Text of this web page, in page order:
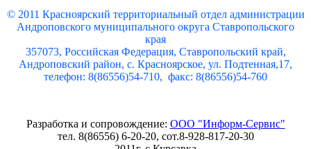
© 2011 Красноярский территориальный отдел администрации
Андроповского муниципального округа Ставропольского
края
357073, Российская Федерация, Ставропольский край,
Андроповский район, с. Красноярское, ул. Подтенная,17,
телефон: 8(86556)54-710, факс: 8(86556)54-760
Разработка и сопровождение: ООО "Информ-Сервис"
тел. 8(86556) 6-20-20, сот.8-928-817-20-30